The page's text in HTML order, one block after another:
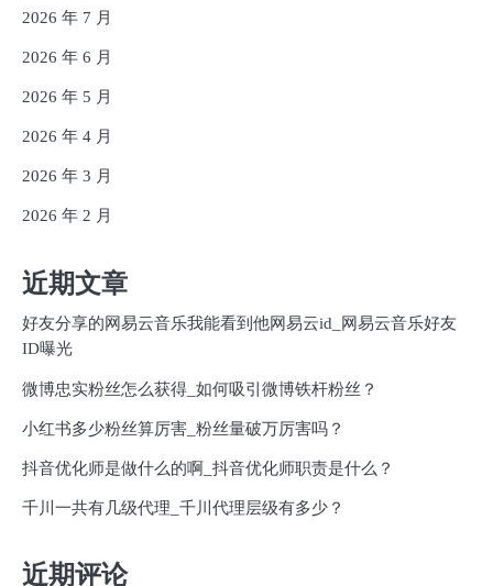
2026 年 7 月
2026 年 6 月
2026 年 5 月
2026 年 4 月
2026 年 3 月
2026 年 2 月
近期文章
好友分享的网易云音乐我能看到他网易云id_网易云音乐好友
ID曝光
微博忠实粉丝怎么获得_如何吸引微博铁杆粉丝？
小红书多少粉丝算厉害_粉丝量破万厉害吗？
抖音优化师是做什么的啊_抖音优化师职责是什么？
千川一共有几级代理_千川代理层级有多少？
近期评论